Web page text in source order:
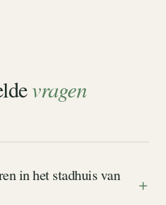
vragen
in het stadhuis van
+